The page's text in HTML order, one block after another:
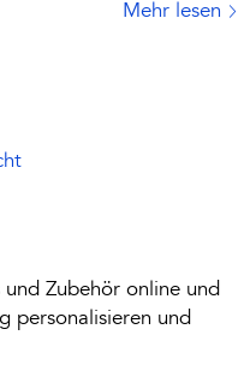
Mehr lesen
und Zubehör online und
personalisieren und